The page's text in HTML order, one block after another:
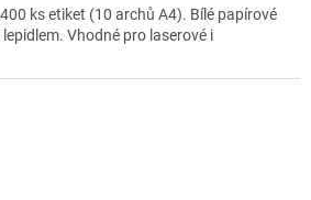
ks etiket (10 archů A4). Bílé papírové
Vhodné pro laserové i